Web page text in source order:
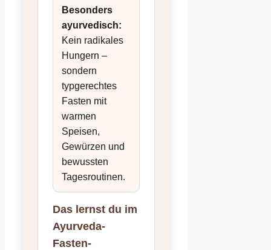
Besonders
ayurvedisch:
Kein radikales
Hungern –
sondern
typgerechtes
Fasten mit
warmen
Speisen,
Gewürzen und
bewussten
Tagesroutinen.
Das lernst du im
Ayurveda-
Fasten-